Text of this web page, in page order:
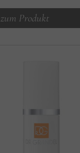
zum Produkt